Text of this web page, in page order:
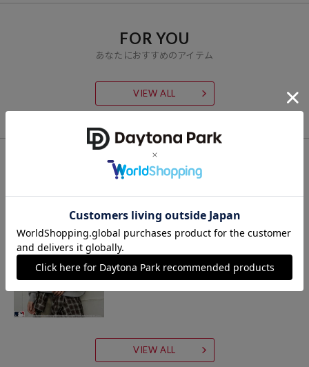
行予約・先行割引は含まれません）開始時点の価格です。
【PUBLUX/パブリュクス】
いま着たいリアルクローズを自由な感性で提案する、
ジェンダーレスなストリートブランドです。
FOR YOU
あなたにおすすめのアイテム
VIEW ALL
CHECK LIST
VIEW ALL